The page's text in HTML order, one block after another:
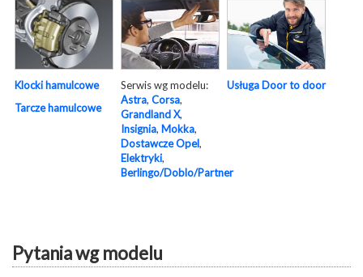
Klocki hamulcowe
Tarcze hamulcowe
Serwis wg modelu:
Astra, Corsa,
Grandland X,
Insignia, Mokka,
Dostawcze Opel,
Elektryki,
Berlingo/Doblo/Partner
Usługa Door to door
Pytania wg modelu